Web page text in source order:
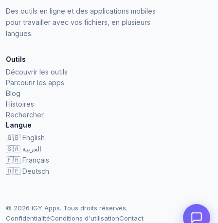
Des outils en ligne et des applications mobiles
pour travailler avec vos fichiers, en plusieurs
langues.
Outils
Découvrir les outils
Parcourir les apps
Blog
Histoires
Rechercher
Langue
🇬🇧 English
🇸🇦 العربية
🇫🇷 Français
🇩🇪 Deutsch
© 2026 IGY Apps. Tous droits réservés.
ConfidentialitéConditions d'utilisationContact